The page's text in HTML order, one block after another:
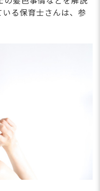
いる保育士さんは、参